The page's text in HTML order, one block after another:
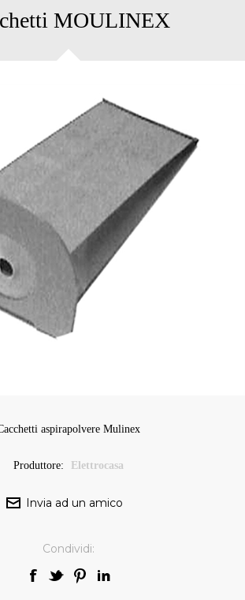
MOULINEX
aspirapolvere Mulinex
Produttore: Elettrocasa
Condividi: